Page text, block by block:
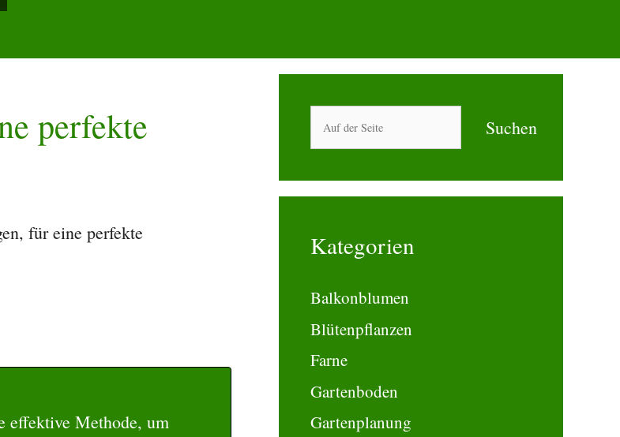
perfekte
für eine perfekte
effektive Methode, um
Suchen
Kategorien
Balkonblumen
Blütenpflanzen
Farne
Gartenboden
Gartenplanung